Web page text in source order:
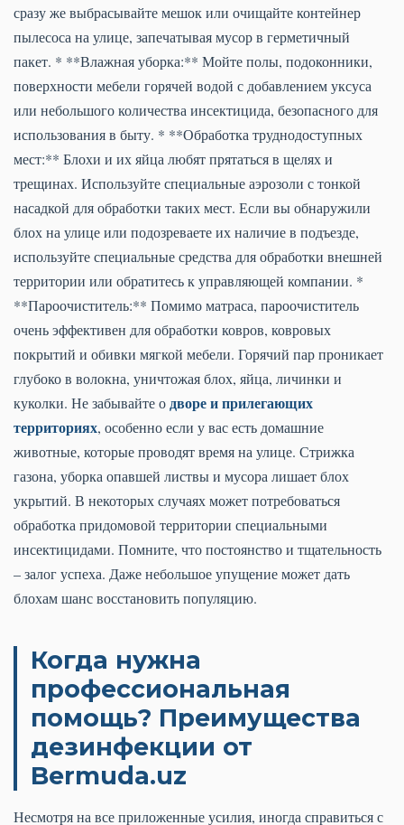
сразу же выбрасывайте мешок или очищайте контейнер
пылесоса на улице, запечатывая мусор в герметичный
пакет. * **Влажная уборка:** Мойте полы, подоконники,
поверхности мебели горячей водой с добавлением уксуса
или небольшого количества инсектицида, безопасного для
использования в быту. * **Обработка труднодоступных
мест:** Блохи и их яйца любят прятаться в щелях и
трещинах. Используйте специальные аэрозоли с тонкой
насадкой для обработки таких мест. Если вы обнаружили
блох на улице или подозреваете их наличие в подъезде,
используйте специальные средства для обработки внешней
территории или обратитесь к управляющей компании. *
**Пароочиститель:** Помимо матраса, пароочиститель
очень эффективен для обработки ковров, ковровых
покрытий и обивки мягкой мебели. Горячий пар проникает
глубоко в волокна, уничтожая блох, яйца, личинки и
куколки. Не забывайте о дворе и прилегающих
территориях, особенно если у вас есть домашние
животные, которые проводят время на улице. Стрижка
газона, уборка опавшей листвы и мусора лишает блох
укрытий. В некоторых случаях может потребоваться
обработка придомовой территории специальными
инсектицидами. Помните, что постоянство и тщательность
– залог успеха. Даже небольшое упущение может дать
блохам шанс восстановить популяцию.
Когда нужна
профессиональная
помощь? Преимущества
дезинфекции от
Bermuda.uz
Несмотря на все приложенные усилия, иногда справиться с